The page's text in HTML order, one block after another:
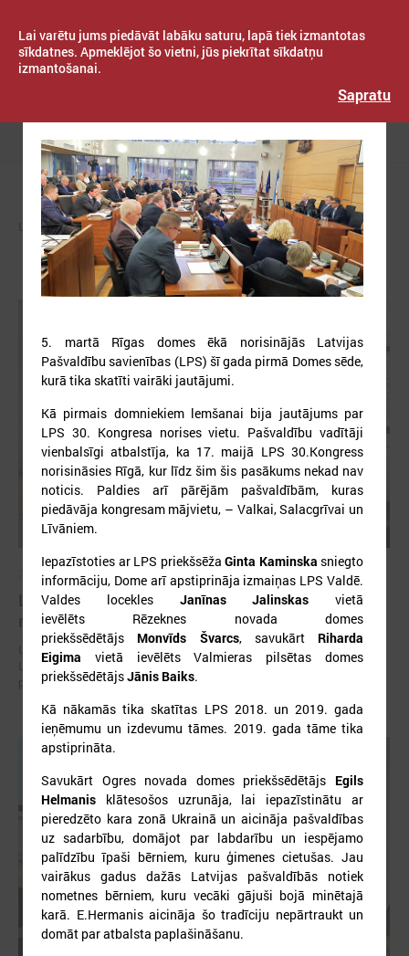
Lai varētu jums piedāvāt labāku saturu, lapā tiek izmantotas
sīkdatnes. Apmeklējot šo vietni, jūs piekrītat sīkdatņu
izmantošanai.
Sapratu
Izvēlne
ZIŅAS LPS
2026. gada 30. jūlijs
Latvijas Pašvaldību savienības un Iekšlietu
ministrijas sarunas
Latvijas Pašvaldību savienība aicina piedalīties Iekšlietu ministrijas un
Latvijas Pašvaldību savienības sarunās, kas notiks šī gada 5. augustā
plkst. 14:30 LPS 4. stāva zālē (Mazā Pils iela 1, Rīga).
5. martā Rīgas domes ēkā norisinājās Latvijas
Pašvaldību savienības (LPS) šī gada pirmā Domes sēde,
kurā tika skatīti vairāki jautājumi.
Kā pirmais domniekiem lemšanai bija jautājums par
LPS 30. Kongresa norises vietu. Pašvaldību vadītāji
vienbalsīgi atbalstīja, ka 17. maijā LPS 30.Kongress
norisināsies Rīgā, kur līdz šim šis pasākums nekad nav
noticis. Paldies arī pārējām pašvaldībām, kuras
piedāvāja kongresam mājvietu, – Valkai, Salacgrīvai un
Līvāniem.
Iepazīstoties ar LPS priekšsēža Ginta Kaminska sniegto
informāciju, Dome arī apstiprināja izmaiņas LPS Valdē.
Valdes locekles Janīnas Jalinskas vietā
ievēlēts Rēzeknes novada domes
priekšsēdētājs Monvīds Švarcs, savukārt Riharda
Eigima vietā ievēlēts Valmieras pilsētas domes
priekšsēdētājsJānis Baiks.
Kā nākamās tika skatītas LPS 2018. un 2019. gada
ieņēmumu un izdevumu tāmes. 2019. gada tāme tika
apstiprināta.
Savukārt Ogres novada domes priekšsēdētājs Egils
Helmanis klātesošos uzrunāja, lai iepazīstinātu ar
pieredzēto kara zonā Ukrainā un aicināja pašvaldības
uz sadarbību, domājot par labdarību un iespējamo
palīdzību īpaši bērniem, kuru ģimenes cietušas. Jau
vairākus gadus dažās Latvijas pašvaldībās notiek
nometnes bērniem, kuru vecāki gājuši bojā minētajā
karā. E.Hermanis aicināja šo tradīciju nepārtraukt un
domāt par atbalsta paplašināšanu.